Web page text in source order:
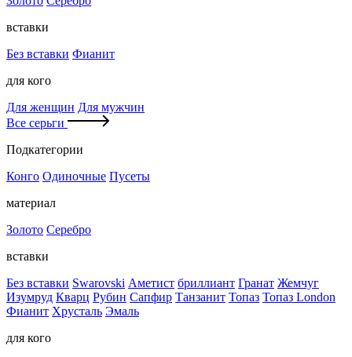
вставки
Без вставки Фианит
для кого
Для женщин Для мужчин
Все серьги
Подкатегории
Конго Одиночные Пусеты
материал
Золото Серебро
вставки
Без вставки Swarovski Аметист бриллиант Гранат Жемчуг
Изумруд Кварц Рубин Сапфир Танзанит Топаз Топаз London
Фианит Хрусталь Эмаль
для кого